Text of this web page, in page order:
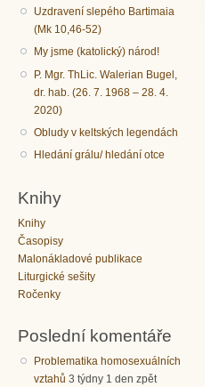
Uzdravení slepého Bartimaia
(Mk 10,46-52)
My jsme (katolický) národ!
P. Mgr. ThLic. Walerian Bugel,
dr. hab. (26. 7. 1968 – 28. 4.
2020)
Obludy v keltských legendách
Hledání grálu/ hledání otce
Knihy
Knihy
Časopisy
Malonákladové publikace
Liturgické sešity
Ročenky
Poslední komentáře
Problematika homosexuálních
vztahů 3 týdny 1 den zpět